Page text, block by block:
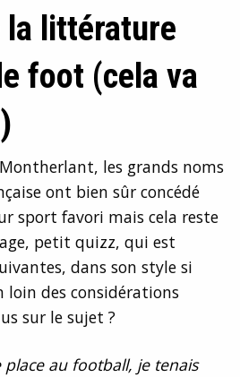
la littérature
foot (cela va
les grands noms
ont bien sûr concédé
sport favori mais cela reste
petit quizz, qui est
dans son style si
loin des considérations
sur le sujet ?
place au football, je tenais